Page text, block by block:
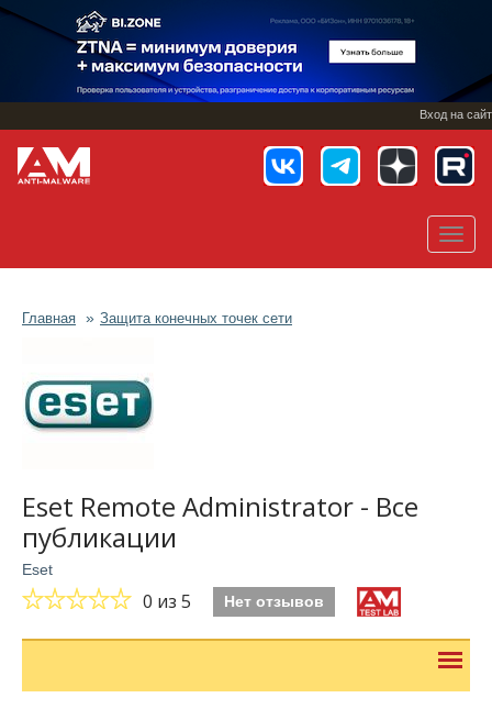
Перейти
основному
Вход на сайт
Главная Защита конечных точек сети
Eset Remote Administrator - Все
публикации
Eset
0 из 5 Нет отзывов